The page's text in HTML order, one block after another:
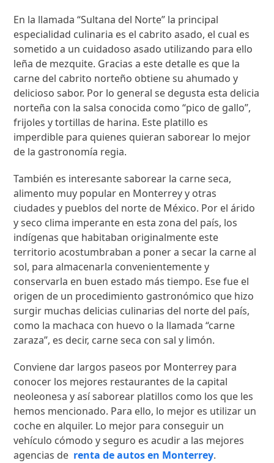
En la llamada “Sultana del Norte” la principal
especialidad culinaria es el cabrito asado, el cual es
sometido a un cuidadoso asado utilizando para ello
leña de mezquite. Gracias a este detalle es que la
carne del cabrito norteño obtiene su ahumado y
delicioso sabor. Por lo general se degusta esta delicia
norteña con la salsa conocida como “pico de gallo”,
frijoles y tortillas de harina. Este platillo es
imperdible para quienes quieran saborear lo mejor
de la gastronomía regia.
También es interesante saborear la carne seca,
alimento muy popular en Monterrey y otras
ciudades y pueblos del norte de México. Por el árido
y seco clima imperante en esta zona del país, los
indígenas que habitaban originalmente este
territorio acostumbraban a poner a secar la carne al
sol, para almacenarla convenientemente y
conservarla en buen estado más tiempo. Ese fue el
origen de un procedimiento gastronómico que hizo
surgir muchas delicias culinarias del norte del país,
como la machaca con huevo o la llamada “carne
zaraza”, es decir, carne seca con sal y limón.
Conviene dar largos paseos por Monterrey para
conocer los mejores restaurantes de la capital
neoleonesa y así saborear platillos como los que les
hemos mencionado. Para ello, lo mejor es utilizar un
coche en alquiler. Lo mejor para conseguir un
vehículo cómodo y seguro es acudir a las mejores
agencias de renta de autos en Monterrey.